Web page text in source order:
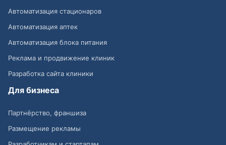
Автоматизация стационаров
Автоматизация аптек
Автоматизация блока питания
Реклама и продвижение клиник
Разработка сайта клиники
Для бизнеса
Партнёрство, франшиза
Размещение рекламы